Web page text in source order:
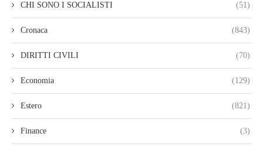
CHI SONO I SOCIALISTI (51)
Cronaca (843)
DIRITTI CIVILI (70)
Economia (129)
Estero (821)
Finance (3)